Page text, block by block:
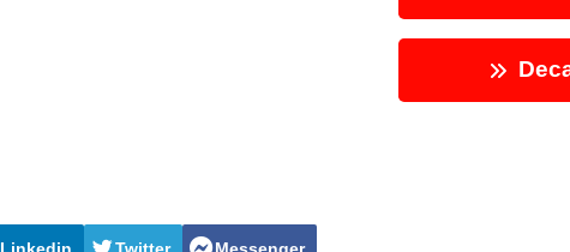
Linkedin Twitter Messenger